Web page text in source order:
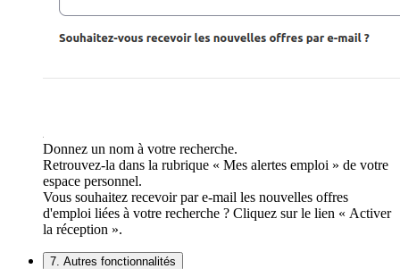
Donnez un nom à votre recherche.
Retrouvez-la dans la rubrique « Mes alertes emploi » de votre
espace personnel.
Vous souhaitez recevoir par e-mail les nouvelles offres
d'emploi liées à votre recherche ? Cliquez sur le lien « Activer
la réception ».
7. Autres fonctionnalités